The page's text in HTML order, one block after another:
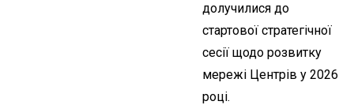
долучилися до
стартової стратегічної
сесії щодо розвитку
мережі Центрів у 2026
році.